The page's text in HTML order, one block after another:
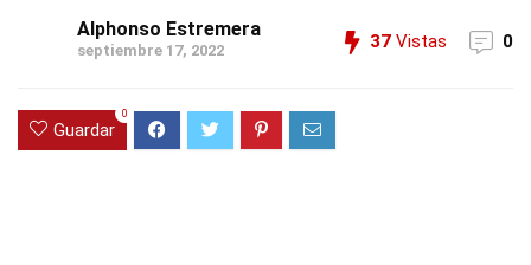
Alphonso Estremera
septiembre 17, 2022 37 Vistas 0
Guardar
0